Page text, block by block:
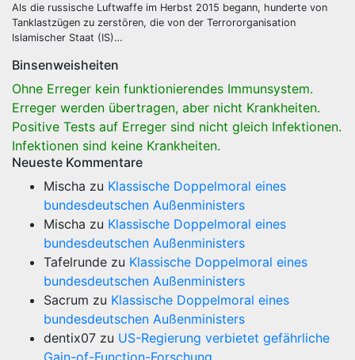
Als die russische Luftwaffe im Herbst 2015 begann, hunderte von
Tanklastzügen zu zerstören, die von der Terrororganisation
Islamischer Staat (IS)…
Binsenweisheiten
Ohne Erreger kein funktionierendes Immunsystem.
Erreger werden übertragen, aber nicht Krankheiten.
Positive Tests auf Erreger sind nicht gleich Infektionen.
Infektionen sind keine Krankheiten.
Neueste Kommentare
Mischa zu Klassische Doppelmoral eines
bundesdeutschen Außenministers
Mischa zu Klassische Doppelmoral eines
bundesdeutschen Außenministers
Tafelrunde zu Klassische Doppelmoral eines
bundesdeutschen Außenministers
Sacrum zu Klassische Doppelmoral eines
bundesdeutschen Außenministers
dentix07 zu US-Regierung verbietet gefährliche
Gain-of-Function-Forschung